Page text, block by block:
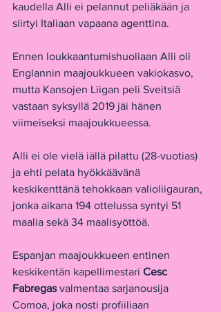
kaudella Alli ei pelannut peliäkään ja
siirtyi Italiaan vapaana agenttina.
Ennen loukkaantumishuoliaan Alli oli
Englannin maajoukkueen vakiokasvo,
mutta Kansojen Liigan peli Sveitsiä
vastaan syksyllä 2019 jäi hänen
viimeiseksi maajoukkueessa.
Alli ei ole vielä iällä pilattu (28-vuotias)
ja ehti pelata hyökkäävänä
keskikenttänä tehokkaan valioliigauran,
jonka aikana 194 ottelussa syntyi 51
maalia sekä 34 maalisyöttöä.
Espanjan maajoukkueen entinen
keskikentän kapellimestari Cesc
Fabregas valmentaa sarjanousija
Comoa, joka nosti profiiliaan